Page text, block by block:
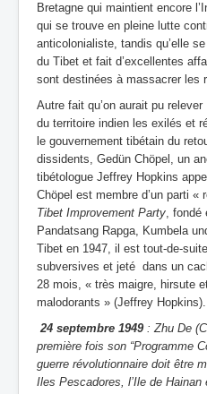
Bretagne qui maintient encore
qui se trouve en pleine lutte
anticolonialiste, tandis qu’elle
du Tibet et fait d’excellentes
sont destinées à massacrer les
Autre fait qu’on aurait pu
du territoire indien les exilés et
le gouvernement tibétain du
dissidents, Gedün Chöpel, un
tibétologue Jeffrey Hopkins
Chöpel est membre d’un parti «
Tibet Improvement Party, fondé
Pandatsang Rapga, Kumbela
Tibet en 1947, il est tout-de-
subversives et jeté dans un
28 mois, « très maigre, hirsute
malodorants » (Jeffrey
24 septembre 1949 : Zhu De
première fois son “Programme
guerre révolutionnaire doit être
Iles Pescadores, l’Ile de Hainan